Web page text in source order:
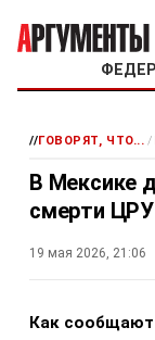
//ГОВОРЯТ, ЧТО... /
В Мексике
смерти ЦРУ
19 мая 2026, 21:06
Как